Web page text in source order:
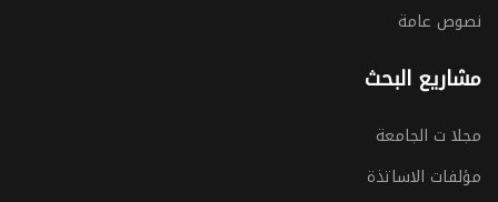
نصوص عامة
مشاريع البحث
مجلا ت الجامعة
مؤلفات الاساتذة